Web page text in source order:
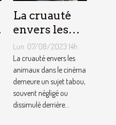
La cruauté
envers les
animaux
dans le
cinéma : un
sujet tabou
Lun. 07/08/2023 14h
La cruauté envers les
animaux dans le cinéma
demeure un sujet tabou,
souvent négligé ou
dissimulé derrière...